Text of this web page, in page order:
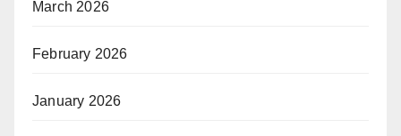
March 2026
February 2026
January 2026